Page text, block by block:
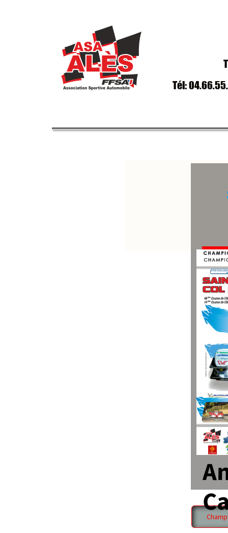
Tél: